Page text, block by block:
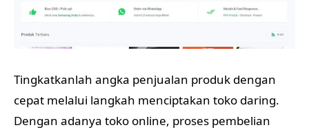
Tingkatkanlah angka penjualan produk dengan
cepat melalui langkah menciptakan toko daring.
Dengan adanya toko online, proses pembelian